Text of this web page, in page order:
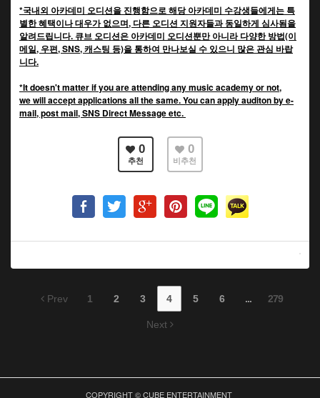
*국내외 아카데미 오디션을 진행함으로 해당 아카데미 수강생들에게는 특
별한 혜택이나 대우가 없으며, 다른 오디션 지원자들과 동일하게 심사됨을
알려드립니다. 큐브 오디션은 아카데미 오디션뿐만 아니라 다양한 방법(이
메일, 우편, SNS, 캐스팅 등)을 통하여 만나보실 수 있으니 많은 관심 바랍
니다.
*It doesn't matter if you are attending any music academy or not,
we will accept applications all the same. You can apply auditon by e-
mail, post mail, SNS Direct Message etc.
0
추천
0
비추천
Prev 1 2 3 4 5 6 ... 279
Next
COPYRIGHT © CUBE ENTERTAINMENT